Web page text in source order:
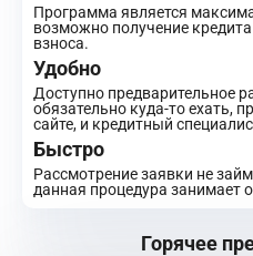
Программа является
возможно получение
взноса.
Удобно
Доступно предварительное
обязательно куда-то ехать,
сайте, и кредитный
Быстро
Рассмотрение заявки не
данная процедура занимает
Горячее